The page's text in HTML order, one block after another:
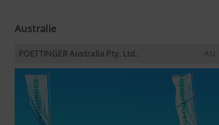
Australie
POETTINGER Australia Pty. Ltd. AU